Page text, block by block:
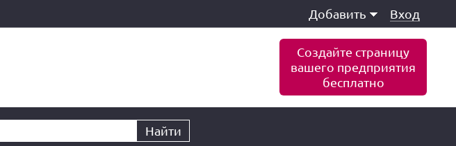
Добавить Вход
Создайте страницу
вашего предприятия
бесплатно
Найти